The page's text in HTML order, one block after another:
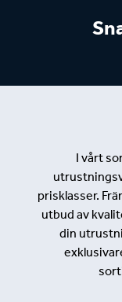
I vårt
prisklasser.
utbud av
din